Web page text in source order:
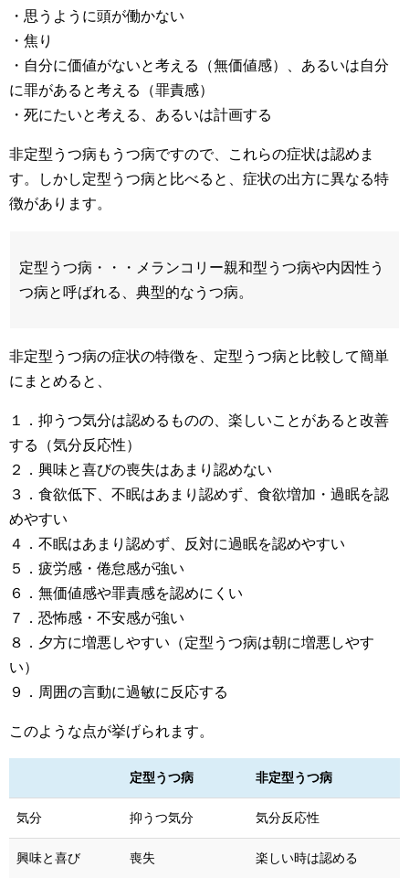
・思うように頭が働かない
・焦り
・自分に価値がないと考える（無価値感）、あるいは自分
に罪があると考える（罪責感）
・死にたいと考える、あるいは計画する
非定型うつ病もうつ病ですので、これらの症状は認めま
す。しかし定型うつ病と比べると、症状の出方に異なる特
徴があります。
定型うつ病・・・メランコリー親和型うつ病や内因性う
つ病と呼ばれる、典型的なうつ病。
非定型うつ病の症状の特徴を、定型うつ病と比較して簡単
にまとめると、
１．抑うつ気分は認めるものの、楽しいことがあると改善
する（気分反応性）
２．興味と喜びの喪失はあまり認めない
３．食欲低下、不眠はあまり認めず、食欲増加・過眠を認
めやすい
４．不眠はあまり認めず、反対に過眠を認めやすい
５．疲労感・倦怠感が強い
６．無価値感や罪責感を認めにくい
７．恐怖感・不安感が強い
８．夕方に増悪しやすい（定型うつ病は朝に増悪しやす
い）
９．周囲の言動に過敏に反応する
このような点が挙げられます。
定型うつ病 非定型うつ病
気分 抑うつ気分 気分反応性
興味と喜び 喪失 楽しい時は認める